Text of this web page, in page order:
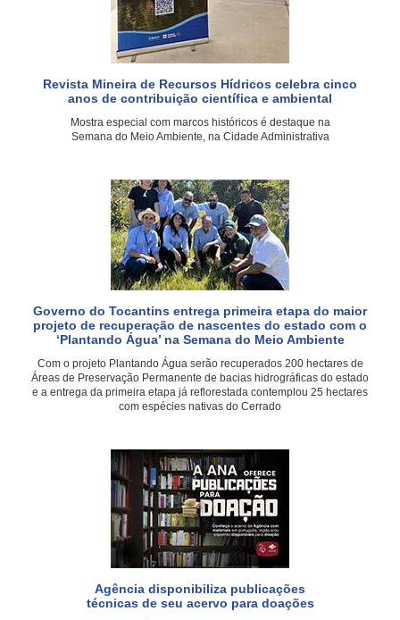
Revista Mineira de Recursos Hídricos celebra cinco
anos de contribuição científica e ambiental
Mostra especial com marcos históricos é destaque na
Semana do Meio Ambiente, na Cidade Administrativa
Governo do Tocantins entrega primeira etapa do maior
projeto de recuperação de nascentes do estado com o
‘Plantando Água’ na Semana do Meio Ambiente
Com o projeto Plantando Água serão recuperados 200 hectares de
Áreas de Preservação Permanente de bacias hidrográficas do estado
e a entrega da primeira etapa já reflorestada contemplou 25 hectares
com espécies nativas do Cerrado
Agência disponibiliza publicações
técnicas de seu acervo para doações